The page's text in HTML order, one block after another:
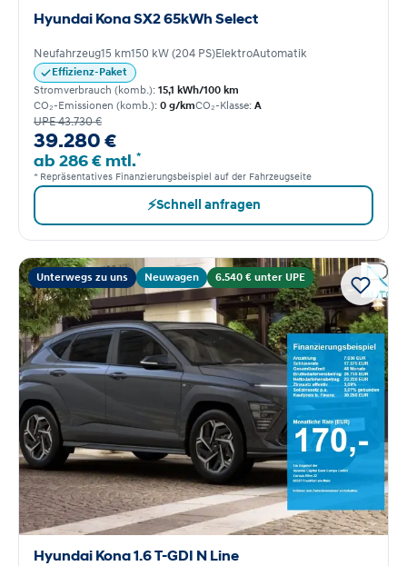
Hyundai Kona SX2 65kWh Select
Neufahrzeug15 km150 kW (204 PS)ElektroAutomatik
Effizienz-Paket
Stromverbrauch (komb.): 15,1 kWh/100 km
CO₂-Emissionen (komb.): 0 g/kmCO₂-Klasse: A
UPE 43.730 €
39.280 €
ab 286 € mtl.*
* Repräsentatives Finanzierungsbeispiel auf der Fahrzeugseite
⚡Schnell anfragen
Unterwegs zu uns Neuwagen 6.540 € unter UPE
Hyundai Kona 1.6 T-GDI N Line